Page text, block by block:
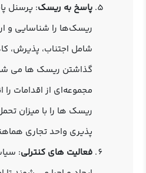
پاسخ به ریسک: پرسنل
ریسک‌ها را شناسایی و
شامل اجتناب، پذیرش،
گذاشتن ریسک‌ ها می
مجموعه‌ای از اقدامات را
ریسک‌ ها را با میزان
پذیری واحد تجاری
فعالیت ‌های کنترلی: